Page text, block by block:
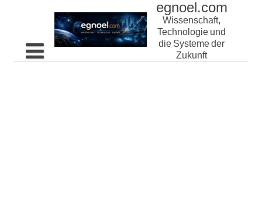
egnoel.com
Wissenschaft,
Technologie und
die Systeme der
Zukunft